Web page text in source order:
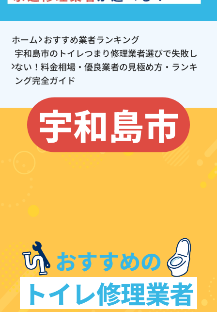
ホーム おすすめ業者ランキング
宇和島市のトイレつまり修理業者選びで失敗し
ない！料金相場・優良業者の見極め方・ランキ
ング完全ガイド
宇和島市
おすすめの
トイレ修理業者